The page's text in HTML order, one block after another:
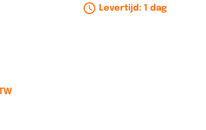
Levertijd: 1 dag